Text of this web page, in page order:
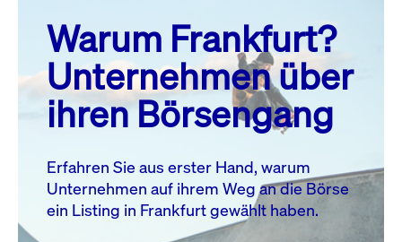
MO. DI. MI. DO. FR. SA. SO.
1
2
3
4 5 6 7 8
10 11 13 14
17
18 19 20 21 22
23
27 28
Warum Frankfurt?
Unternehmen über
ihren Börsengang
Erfahren Sie aus erster Hand, warum
Unternehmen auf ihrem Weg an die Börse
ein Listing in Frankfurt gewählt haben.